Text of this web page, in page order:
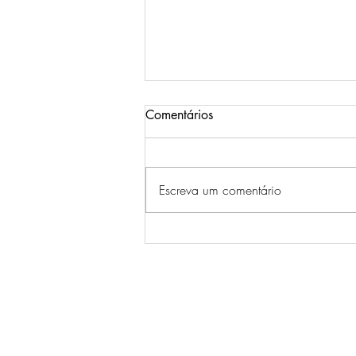
Comentários
Escreva um comentário